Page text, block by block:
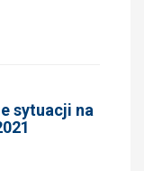
sytuacji na